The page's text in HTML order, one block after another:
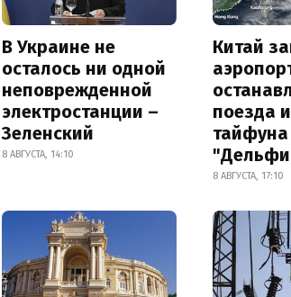
В Украине не
осталось ни одной
неповрежденной
электростанции –
Зеленский
8 АВГУСТА, 14:10
Китай
поезда
тайфуна
8 АВГУСТА, 17:10